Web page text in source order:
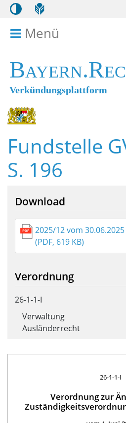
Menü
Verkündungsplattform
Fundstelle
S. 196
Download
2025/12 vom 30.06.2025
(PDF, 619 KB)
Verordnung
26-1-1-I
Verwaltung
Ausländerrecht
26-1-1-I
Verordnung zur